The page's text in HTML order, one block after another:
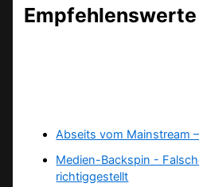
Abseits vom Mainstream
Medien-Backspin -
richtiggestellt